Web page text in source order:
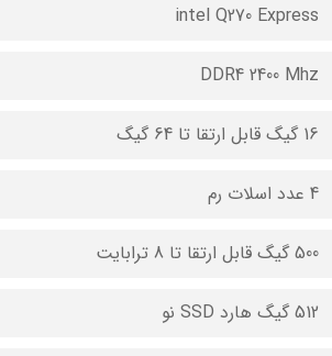
intel Q270 Express
DDR4 2400 Mhz
16 گیگ قابل ارتقا تا 64 گیگ
4 عدد اسلات رم
500 گیگ قابل ارتقا تا 8 ترابایت
512 گیگ هارد SSD نو